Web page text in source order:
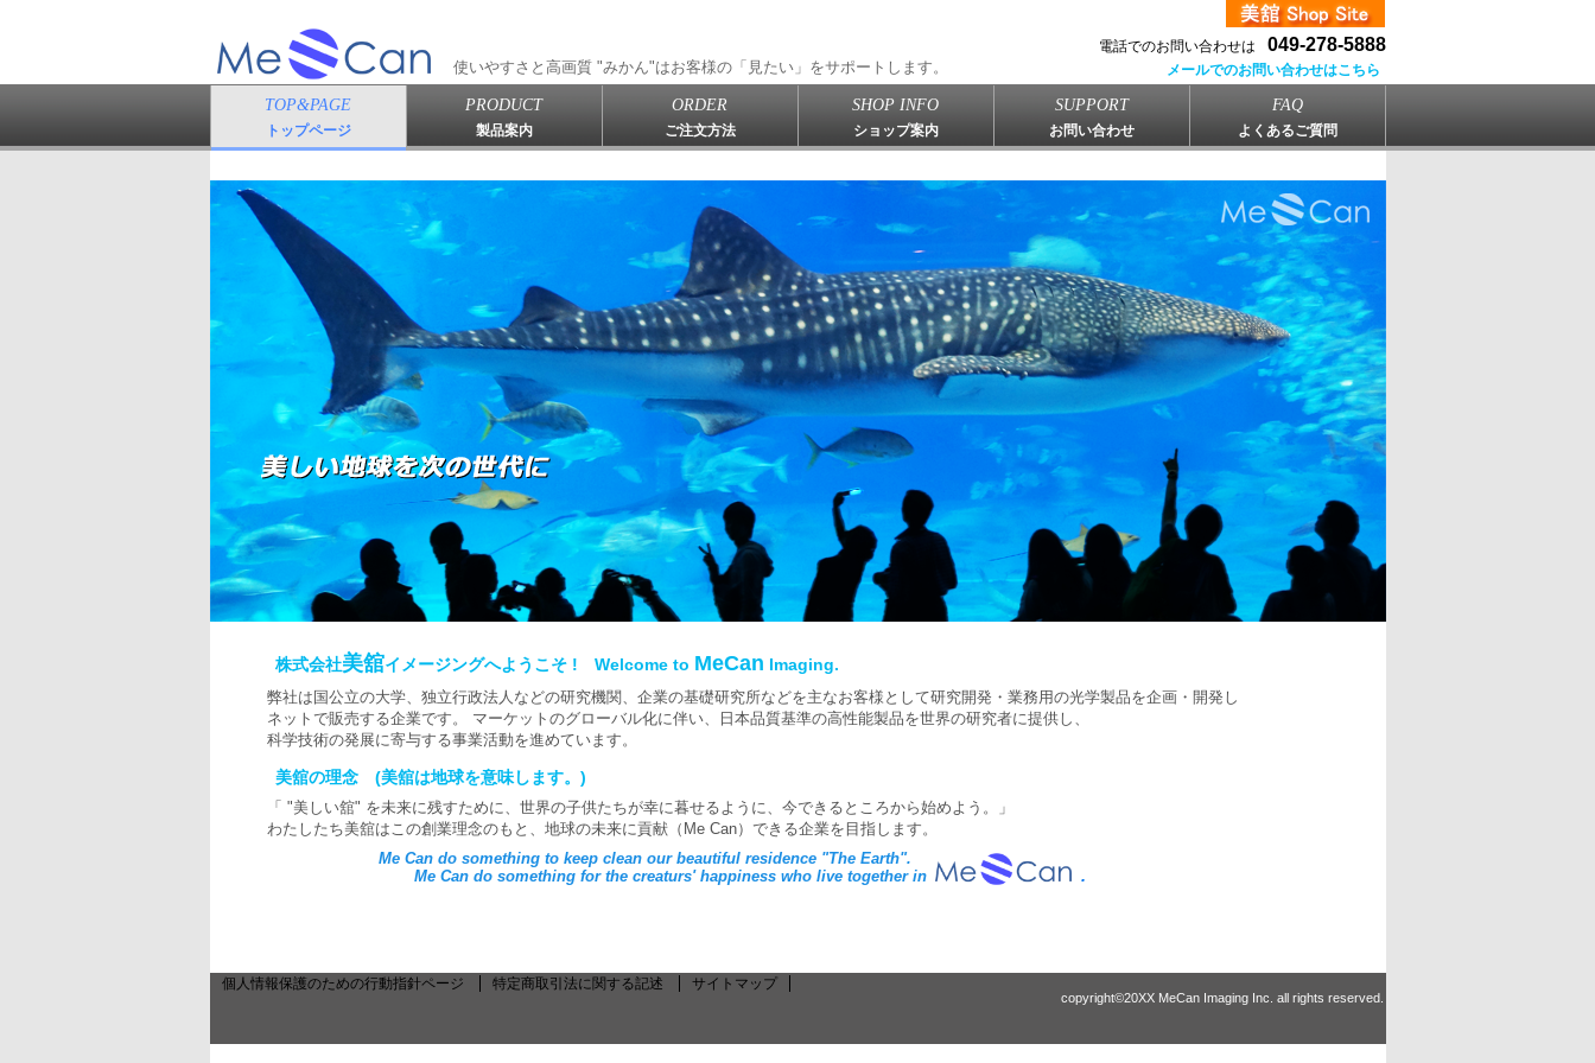
使いやすさと高画質 "みかん"はお客様の「見たい」をサポートします。
電話でのお問い合わせは 049-278-5888
メールでのお問い合わせはこちら
株式会社美舘イメージングへようこそ ! Welcome to MeCan Imaging.
弊社は国公立の大学、独立行政法人などの研究機関、企業の基礎研究所などを主なお客様として研究開発・業務用の光学製品を企画・開発し
ネットで販売する企業です。 マーケットのグローバル化に伴い、日本品質基準の高性能製品を世界の研究者に提供し、
科学技術の発展に寄与する事業活動を進めています。
美舘の理念 (美舘は地球を意味します。)
「 "美しい舘" を未来に残すために、世界の子供たちが幸に暮せるように、今できるところから始めよう。」
わたしたち美舘はこの創業理念のもと、地球の未来に貢献（Me Can）できる企業を目指します。
Me Can do something to keep clean our beautiful residence "The Earth".
Me Can do something for the creaturs' happiness who live together in
.
TOP&PAGE
トップページ
PRODUCT
製品案内
ORDER
ご注文方法
SHOP INFO
ショップ案内
SUPPORT
お問い合わせ
FAQ
よくあるご質問
copyright©20XX MeCan Imaging Inc. all rights reserved.
個人情報保護のための行動指針ページ 特定商取引法に関する記述 サイトマップ